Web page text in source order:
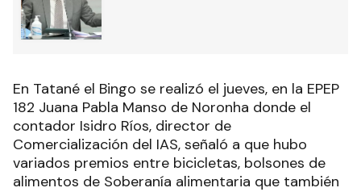
En Tatané el Bingo se realizó el jueves, en la EPEP
182 Juana Pabla Manso de Noronha donde el
contador Isidro Ríos, director de
Comercialización del IAS, señaló a que hubo
variados premios entre bicicletas, bolsones de
alimentos de Soberanía alimentaria que también